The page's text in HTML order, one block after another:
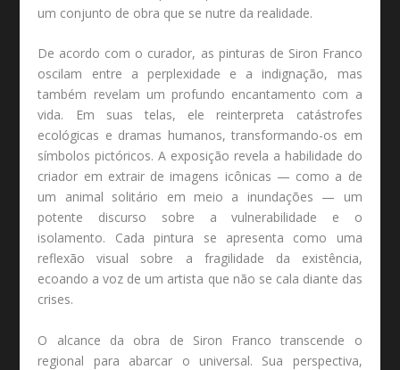
um conjunto de obra que se nutre da realidade.
De acordo com o curador, as pinturas de Siron Franco
oscilam entre a perplexidade e a indignação, mas
também revelam um profundo encantamento com a
vida. Em suas telas, ele reinterpreta catástrofes
ecológicas e dramas humanos, transformando-os em
símbolos pictóricos. A exposição revela a habilidade do
criador em extrair de imagens icônicas — como a de
um animal solitário em meio a inundações — um
potente discurso sobre a vulnerabilidade e o
isolamento. Cada pintura se apresenta como uma
reflexão visual sobre a fragilidade da existência,
ecoando a voz de um artista que não se cala diante das
crises.
O alcance da obra de Siron Franco transcende o
regional para abarcar o universal. Sua perspectiva,